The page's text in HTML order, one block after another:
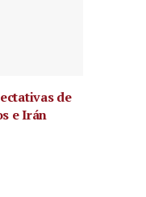
de
e Irán